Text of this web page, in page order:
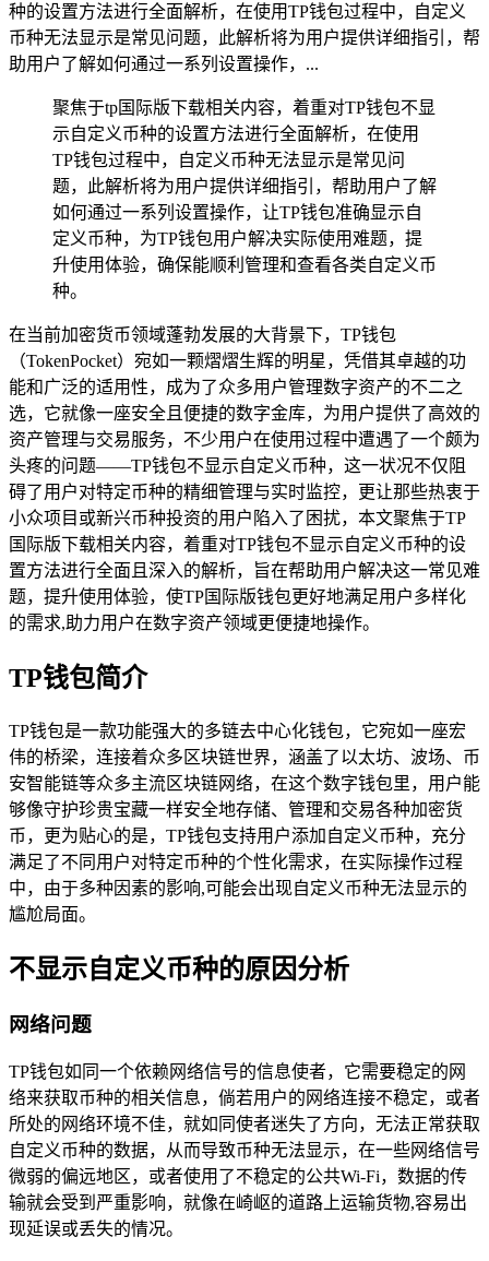
种的设置方法进行全面解析，在使用TP钱包过程中，自定义
币种无法显示是常见问题，此解析将为用户提供详细指引，帮
助用户了解如何通过一系列设置操作，...
聚焦于tp国际版下载相关内容，着重对TP钱包不显
示自定义币种的设置方法进行全面解析，在使用
TP钱包过程中，自定义币种无法显示是常见问
题，此解析将为用户提供详细指引，帮助用户了解
如何通过一系列设置操作，让TP钱包准确显示自
定义币种，为TP钱包用户解决实际使用难题，提
升使用体验，确保能顺利管理和查看各类自定义币
种。
在当前加密货币领域蓬勃发展的大背景下，TP钱包
（TokenPocket）宛如一颗熠熠生辉的明星，凭借其卓越的功
能和广泛的适用性，成为了众多用户管理数字资产的不二之
选，它就像一座安全且便捷的数字金库，为用户提供了高效的
资产管理与交易服务，不少用户在使用过程中遭遇了一个颇为
头疼的问题——TP钱包不显示自定义币种，这一状况不仅阻
碍了用户对特定币种的精细管理与实时监控，更让那些热衷于
小众项目或新兴币种投资的用户陷入了困扰，本文聚焦于TP
国际版下载相关内容，着重对TP钱包不显示自定义币种的设
置方法进行全面且深入的解析，旨在帮助用户解决这一常见难
题，提升使用体验，使TP国际版钱包更好地满足用户多样化
的需求,助力用户在数字资产领域更便捷地操作。
TP钱包简介
TP钱包是一款功能强大的多链去中心化钱包，它宛如一座宏
伟的桥梁，连接着众多区块链世界，涵盖了以太坊、波场、币
安智能链等众多主流区块链网络，在这个数字钱包里，用户能
够像守护珍贵宝藏一样安全地存储、管理和交易各种加密货
币，更为贴心的是，TP钱包支持用户添加自定义币种，充分
满足了不同用户对特定币种的个性化需求，在实际操作过程
中，由于多种因素的影响,可能会出现自定义币种无法显示的
尴尬局面。
不显示自定义币种的原因分析
网络问题
TP钱包如同一个依赖网络信号的信息使者，它需要稳定的网
络来获取币种的相关信息，倘若用户的网络连接不稳定，或者
所处的网络环境不佳，就如同使者迷失了方向，无法正常获取
自定义币种的数据，从而导致币种无法显示，在一些网络信号
微弱的偏远地区，或者使用了不稳定的公共Wi-Fi，数据的传
输就会受到严重影响，就像在崎岖的道路上运输货物,容易出
现延误或丢失的情况。